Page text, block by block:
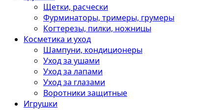
Щетки, расчески
Фурминаторы, тримеры, грумеры
Когтерезы, пилки, ножницы
Косметика и уход
Шампуни, кондиционеры
Уход за ушами
Уход за лапами
Уход за глазами
Воротники защитные
Игрушки